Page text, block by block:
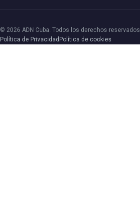
© 2026 ADN Cuba. Todos los derechos reservados.
Política de Privacidad Política de cookies